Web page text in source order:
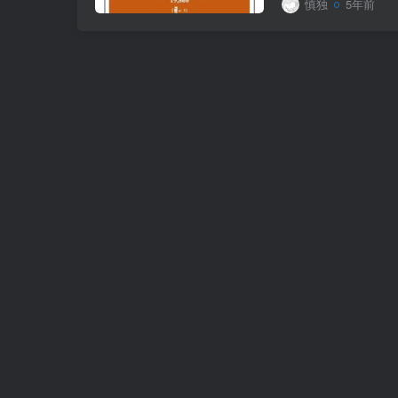
慎独 5年前